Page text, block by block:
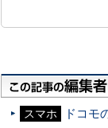
スマホ
ドコモ